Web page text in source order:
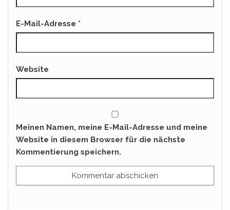
E-Mail-Adresse *
Website
Meinen Namen, meine E-Mail-Adresse und meine
Website in diesem Browser für die nächste
Kommentierung speichern.